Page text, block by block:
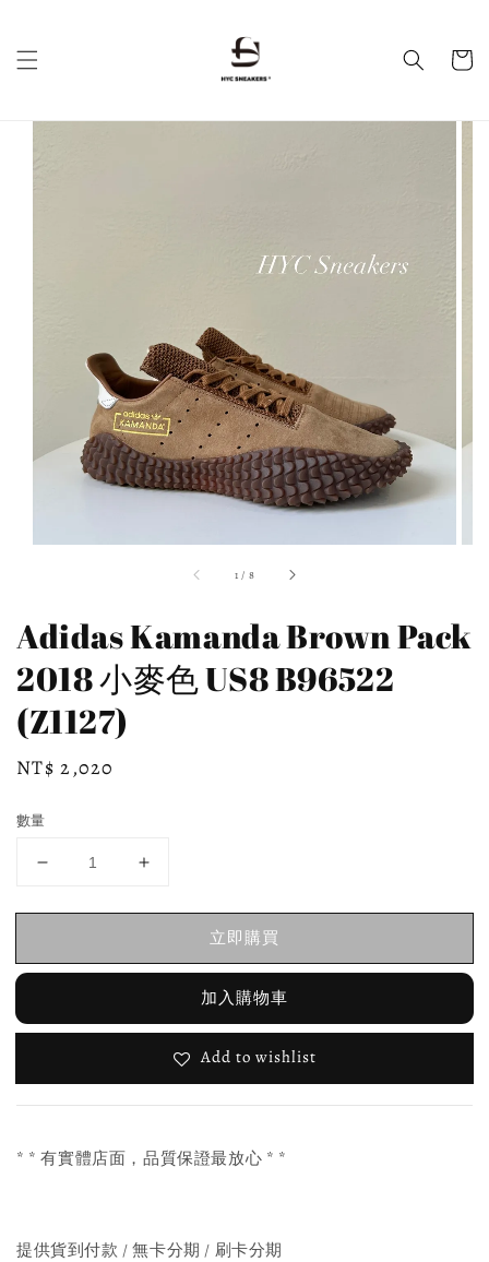
1 / 8
Adidas Kamanda Brown Pack
2018 小麥色 US8 B96522
(Z1127)
Regular
NT$ 2,020
數量
立即購買
加入購物車
Add to wishlist
* * 有實體店面，品質保證最放心 * *
提供貨到付款 / 無卡分期 / 刷卡分期